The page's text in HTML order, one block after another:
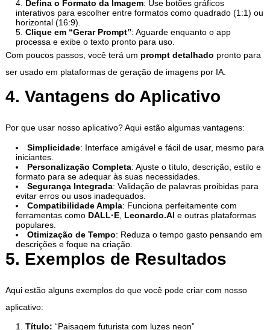
Defina o Formato da Imagem: Use botões gráficos
interativos para escolher entre formatos como quadrado (1:1) ou
horizontal (16:9).
Clique em “Gerar Prompt”: Aguarde enquanto o app
processa e exibe o texto pronto para uso.
Com poucos passos, você terá um prompt detalhado pronto para
ser usado em plataformas de geração de imagens por IA.
4. Vantagens do Aplicativo
Por que usar nosso aplicativo? Aqui estão algumas vantagens:
Simplicidade: Interface amigável e fácil de usar, mesmo para
iniciantes.
Personalização Completa: Ajuste o título, descrição, estilo e
formato para se adequar às suas necessidades.
Segurança Integrada: Validação de palavras proibidas para
evitar erros ou usos inadequados.
Compatibilidade Ampla: Funciona perfeitamente com
ferramentas como DALL·E Leonardo.AI e outras plataformas
populares.
Otimização de Tempo: Reduza o tempo gasto pensando em
descrições e foque na criação.
5. Exemplos de Resultados
Aqui estão alguns exemplos do que você pode criar com nosso
aplicativo:
Título: “Paisagem futurista com luzes neon”